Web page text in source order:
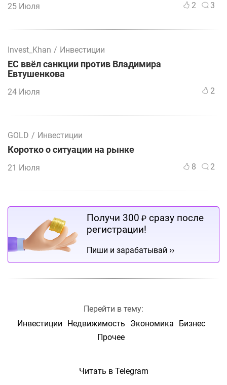
25 Июля 2 3
Invest_Khan / Инвестиции
ЕС ввёл санкции против Владимира
Евтушенкова
24 Июля 2
GOLD / Инвестиции
Коротко о ситуации на рынке
21 Июля 8 2
Получи 300 ₽ сразу после
регистрации!
Пиши и зарабатывай ››
Перейти в тему:
Инвестиции
Недвижимость Экономика
Бизнес
Прочее
Читать в Telegram